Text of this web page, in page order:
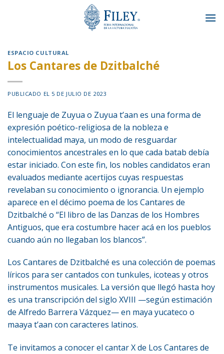
ESPACIO CULTURAL
Los Cantares de Dzitbalché
PUBLICADO EL 5 DE JULIO DE 2023
El lenguaje de Zuyua o Zuyua t’aan es una forma de
expresión poético-religiosa de la nobleza e
intelectualidad maya, un modo de resguardar
conocimientos ancestrales en lo que cada batab debía
estar iniciado. Con este fin, los nobles candidatos eran
evaluados mediante acertijos cuyas respuestas
revelaban su conocimiento o ignorancia. Un ejemplo
aparece en el décimo poema de los Cantares de
Dzitbalché o “El libro de las Danzas de los Hombres
Antiguos, que era costumbre hacer acá en los pueblos
cuando aún no llegaban los blancos”.
Los Cantares de Dzitbalché es una colección de poemas
líricos para ser cantados con tunkules, icoteas y otros
instrumentos musicales. La versión que llegó hasta hoy
es una transcripción del siglo XVIII —según estimación
de Alfredo Barrera Vázquez— en maya yucateco o
maaya t’aan con caracteres latinos.
Te invitamos a conocer el cantar X de Los Cantares de